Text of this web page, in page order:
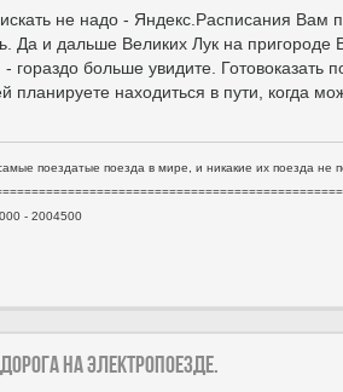
не надо - Яндекс.Расписания Вам
Да и дальше Великих Лук на
- гораздо больше увидите.
планируете находиться в пути, когда
поездатые поезда в мире, и никакие их поезда не
- 2004500
на электропоезде.